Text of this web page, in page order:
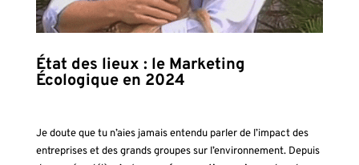
État des lieux : le Marketing
Écologique en 2024
Je doute que tu n’aies jamais entendu parler de l’impact des
entreprises et des grands groupes sur l’environnement. Depuis